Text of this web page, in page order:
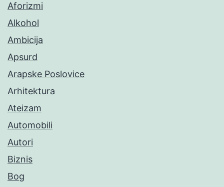
Aforizmi
Alkohol
Ambicija
Apsurd
Arapske Poslovice
Arhitektura
Ateizam
Automobili
Autori
Biznis
Bog